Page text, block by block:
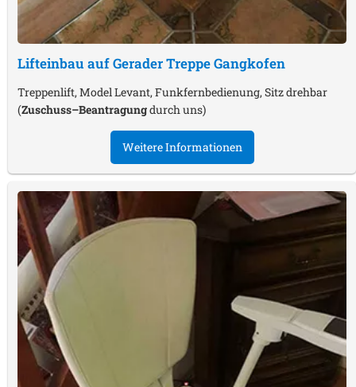
Lifteinbau auf Gerader TreppeGangkofen
Treppenlift, Model Levant, Funkfernbedienung, Sitz drehbar
(Zuschuss–Beantragungdurch uns)
Weitere Informationen